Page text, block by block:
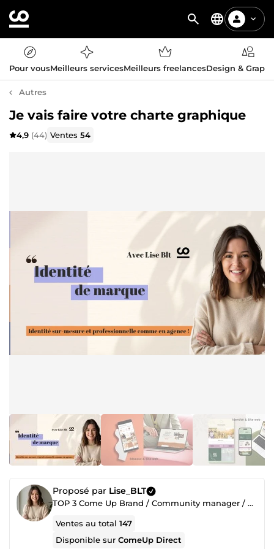
Pour vousMeilleurs servicesMeilleurs freelancesDesign &
Autres
Je vais faire votre charte graphique
4,9 (44) Ventes54
Proposé par Lise_BLT
TOP 3 Come Up Brand / Community manager / Graphiste 🌟🌟🌟 Formatrice Communication digital & local
Ventes au total147
Disponible surComeUp Direct